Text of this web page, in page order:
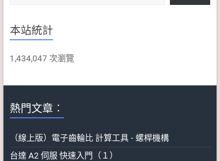
本站統計
1,434,047 次瀏覽
熱門文章︰
（線上版）電子齒輪比 計算工具 - 螺桿機構
台達 A2 伺服 快速入門（１）